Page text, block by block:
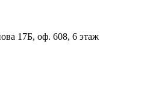
17Б, оф. 608, 6 этаж